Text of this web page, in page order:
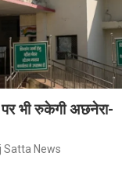
भी रुकेगी अछनेरा-
Satta News